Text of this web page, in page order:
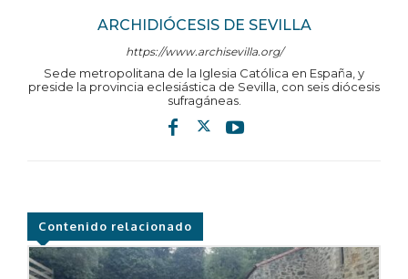
ARCHIDIÓCESIS DE SEVILLA
https://www.archisevilla.org/
Sede metropolitana de la Iglesia Católica en España, y
preside la provincia eclesiástica de Sevilla, con seis diócesis
sufragáneas.
Contenido relacionado